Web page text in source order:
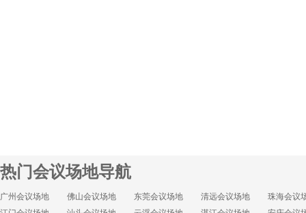
热门会议场地导航
广州会议场地 佛山会议场地 东莞会议场地 清远会议场地
珠海会议